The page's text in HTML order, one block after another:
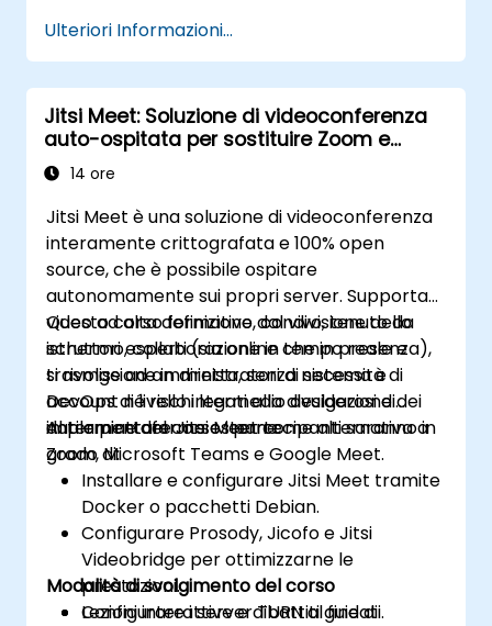
interruzioni e definire procedure operative
adeguate.
Ulteriori Informazioni...
Jitsi Meet: Soluzione di videoconferenza
auto-ospitata per sostituire Zoom e
Microsoft Teams
14 ore
Jitsi Meet è una soluzione di videoconferenza
interamente crittografata e 100% open
source, che è possibile ospitare
autonomamente sui propri server. Supporta
video ad alta definizione, condivisione dello
schermo, collaborazione in tempo reale e
trasmissione in diretta, senza necessità di
account né rischi legati alla divulgazione dei
dati a piattaforme esterne.
Questo corso formativo dal vivo, tenuto da
istruttori esperti (sia online che in presenza),
si rivolge ad amministratori di sistema e
DevOps di livello intermedio desiderosi di
implementare Jitsi Meet come alternativa a
Zoom, Microsoft Teams e Google Meet.
Al termine del corso i partecipanti saranno in
grado di:
Installare e configurare Jitsi Meet tramite
Docker o pacchetti Debian.
Configurare Prosody, Jicofo e Jitsi
Videobridge per ottimizzarne le
prestazioni.
Configurare i server TURN al fine di
Modalità di svolgimento del corso
Lezioni interattive e dibattiti guidati.